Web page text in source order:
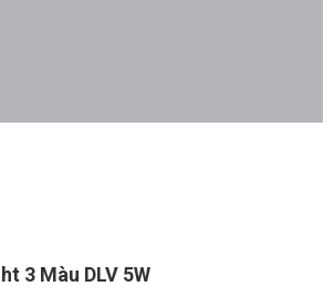
3 Màu DLV 5W